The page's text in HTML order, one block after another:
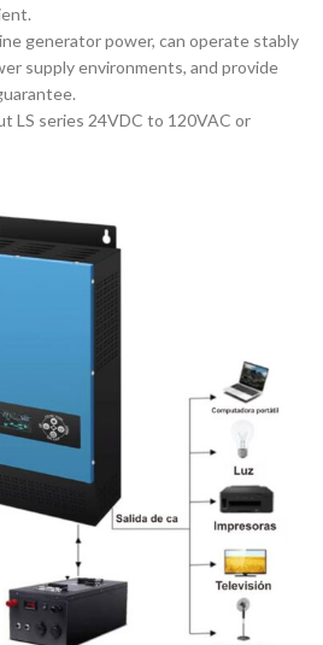
generator power, can operate stably
supply environments, and provide
LS series 24VDC to 120VAC or